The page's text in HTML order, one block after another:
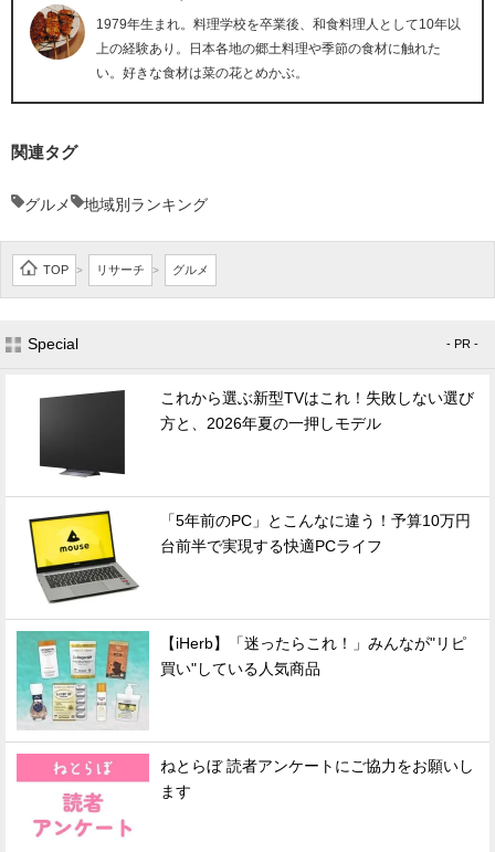
1979年生まれ。料理学校を卒業後、和食料理人として10年以
上の経験あり。日本各地の郷土料理や季節の食材に触れた
い。好きな食材は菜の花とめかぶ。
関連タグ
グルメ 地域別ランキング
TOP > リサーチ > グルメ
Special - PR -
これから選ぶ新型TVはこれ！失敗しない選び
方と、2026年夏の一押しモデル
「5年前のPC」とこんなに違う！予算10万円
台前半で実現する快適PCライフ
【iHerb】「迷ったらこれ！」みんなが"リピ
買い"している人気商品
ねとらぼ 読者アンケートにご協力をお願いし
ます